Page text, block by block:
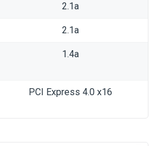
2.1a
2.1a
1.4a
PCI Express 4.0 x16